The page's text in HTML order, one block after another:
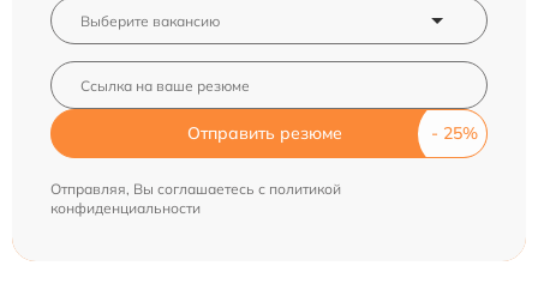
Отправить резюме
Отправляя, Вы соглашаетесь с политикой
конфиденциальности